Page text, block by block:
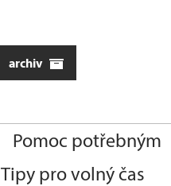
archiv
Pomoc potřebným
Tipy pro volný čas